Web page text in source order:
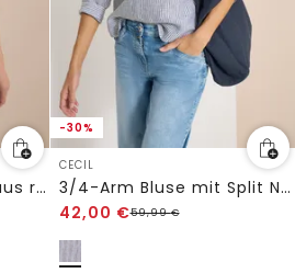
Kurzarm Hemdbluse aus reinem Leinen
-30%
CECIL
3/4-Arm Bluse mit Split Neck aus Leinen
42,00 €59,99€